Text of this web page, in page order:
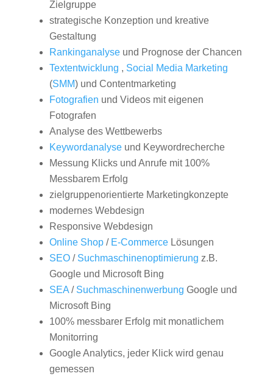
Zielgruppe
strategische Konzeption und kreative
Gestaltung
Rankinganalyseund Prognose der Chancen
Textentwicklung , Social Media Marketing
(SMM) und Contentmarketing
Fotografien und Videos mit eigenen
Fotografen
Analyse des Wettbewerbs
Keywordanalyseund Keywordrecherche
Messung Klicks und Anrufe mit 100%
Messbarem Erfolg
zielgruppenorientierte Marketingkonzepte
modernes Webdesign
Responsive Webdesign
Online Shop/ E-CommerceLösungen
SEO/ Suchmaschinenoptimierung z.B.
Google und Microsoft Bing
SEA/ Suchmaschinenwerbung Google und
Microsoft Bing
100% messbarer Erfolg mit monatlichem
Monitorring
Google Analytics, jeder Klick wird genau
gemessen